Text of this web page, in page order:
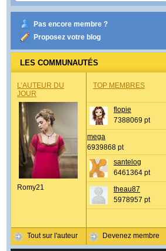
Pas encore membre ?
Proposez votre blog
LES COMMUNAUTÉS
L’AUTEUR DU
JOUR
Romy21
Tout sur l'auteur
TOP MEMBRES
flopie
7388069 pt
mega
6939868 pt
santelog
6461364 pt
theau87
5978957 pt
Devenez membre